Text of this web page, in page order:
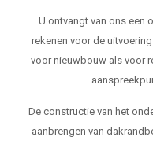
U ontvangt van ons een
rekenen voor de
voor nieuwbouw als voor
De constructie van het
aanbrengen van